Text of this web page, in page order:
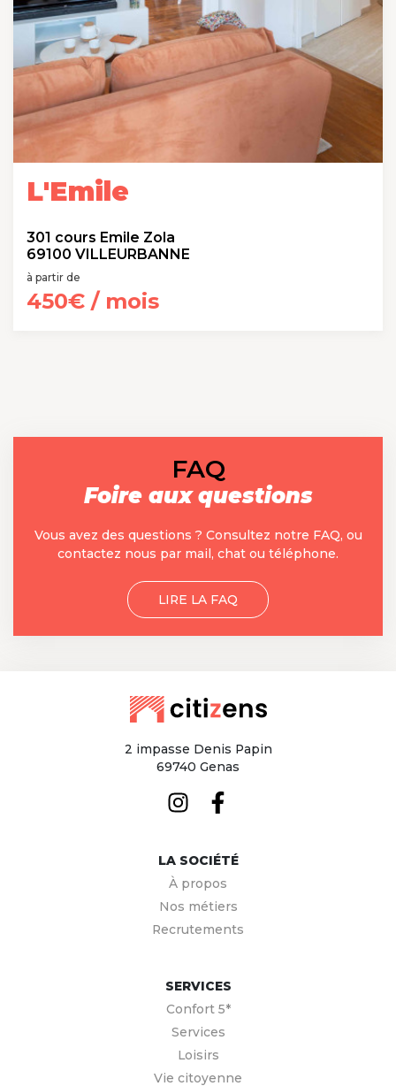
L'Emile
301 cours Emile Zola
69100 VILLEURBANNE
à partir de
450€ / mois
FAQ
Foire aux questions
Vous avez des questions ? Consultez notre FAQ, ou
contactez nous par mail, chat ou téléphone.
LIRE LA FAQ
2 impasse Denis Papin
69740 Genas
LA SOCIÉTÉ
À propos
Nos métiers
Recrutements
SERVICES
Confort 5*
Services
Loisirs
Vie citoyenne